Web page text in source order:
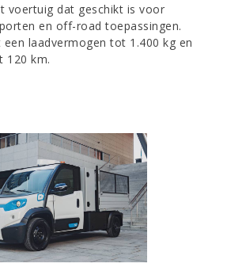
voertuig dat geschikt is voor
en off-road toepassingen.
laadvermogen tot 1.400 kg en
120 km.